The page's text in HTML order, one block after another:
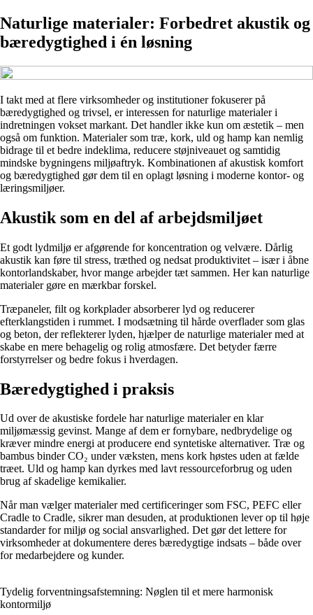
Naturlige materialer: Forbedret akustik og
bæredygtighed i én løsning
I takt med at flere virksomheder og institutioner fokuserer på
bæredygtighed og trivsel, er interessen for naturlige materialer i
indretningen vokset markant. Det handler ikke kun om æstetik – men
også om funktion. Materialer som træ, kork, uld og hamp kan nemlig
bidrage til et bedre indeklima, reducere støjniveauet og samtidig
mindske bygningens miljøaftryk. Kombinationen af akustisk komfort
og bæredygtighed gør dem til en oplagt løsning i moderne kontor- og
læringsmiljøer.
Akustik som en del af arbejdsmiljøet
Et godt lydmiljø er afgørende for koncentration og velvære. Dårlig
akustik kan føre til stress, træthed og nedsat produktivitet – især i åbne
kontorlandskaber, hvor mange arbejder tæt sammen. Her kan naturlige
materialer gøre en mærkbar forskel.
Træpaneler, filt og korkplader absorberer lyd og reducerer
efterklangstiden i rummet. I modsætning til hårde overflader som glas
og beton, der reflekterer lyden, hjælper de naturlige materialer med at
skabe en mere behagelig og rolig atmosfære. Det betyder færre
forstyrrelser og bedre fokus i hverdagen.
Bæredygtighed i praksis
Ud over de akustiske fordele har naturlige materialer en klar
miljømæssig gevinst. Mange af dem er fornybare, nedbrydelige og
kræver mindre energi at producere end syntetiske alternativer. Træ og
bambus binder CO₂ under væksten, mens kork høstes uden at fælde
træet. Uld og hamp kan dyrkes med lavt ressourceforbrug og uden
brug af skadelige kemikalier.
Når man vælger materialer med certificeringer som FSC, PEFC eller
Cradle to Cradle, sikrer man desuden, at produktionen lever op til høje
standarder for miljø og social ansvarlighed. Det gør det lettere for
virksomheder at dokumentere deres bæredygtige indsats – både over
for medarbejdere og kunder.
Tydelig forventningsafstemning: Nøglen til et mere harmonisk
kontormiljø